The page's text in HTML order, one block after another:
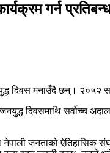
गर्न
दिवस मनाउँदै छन्। २०५२
जनयुद्ध दिवसमाथि
जनताको